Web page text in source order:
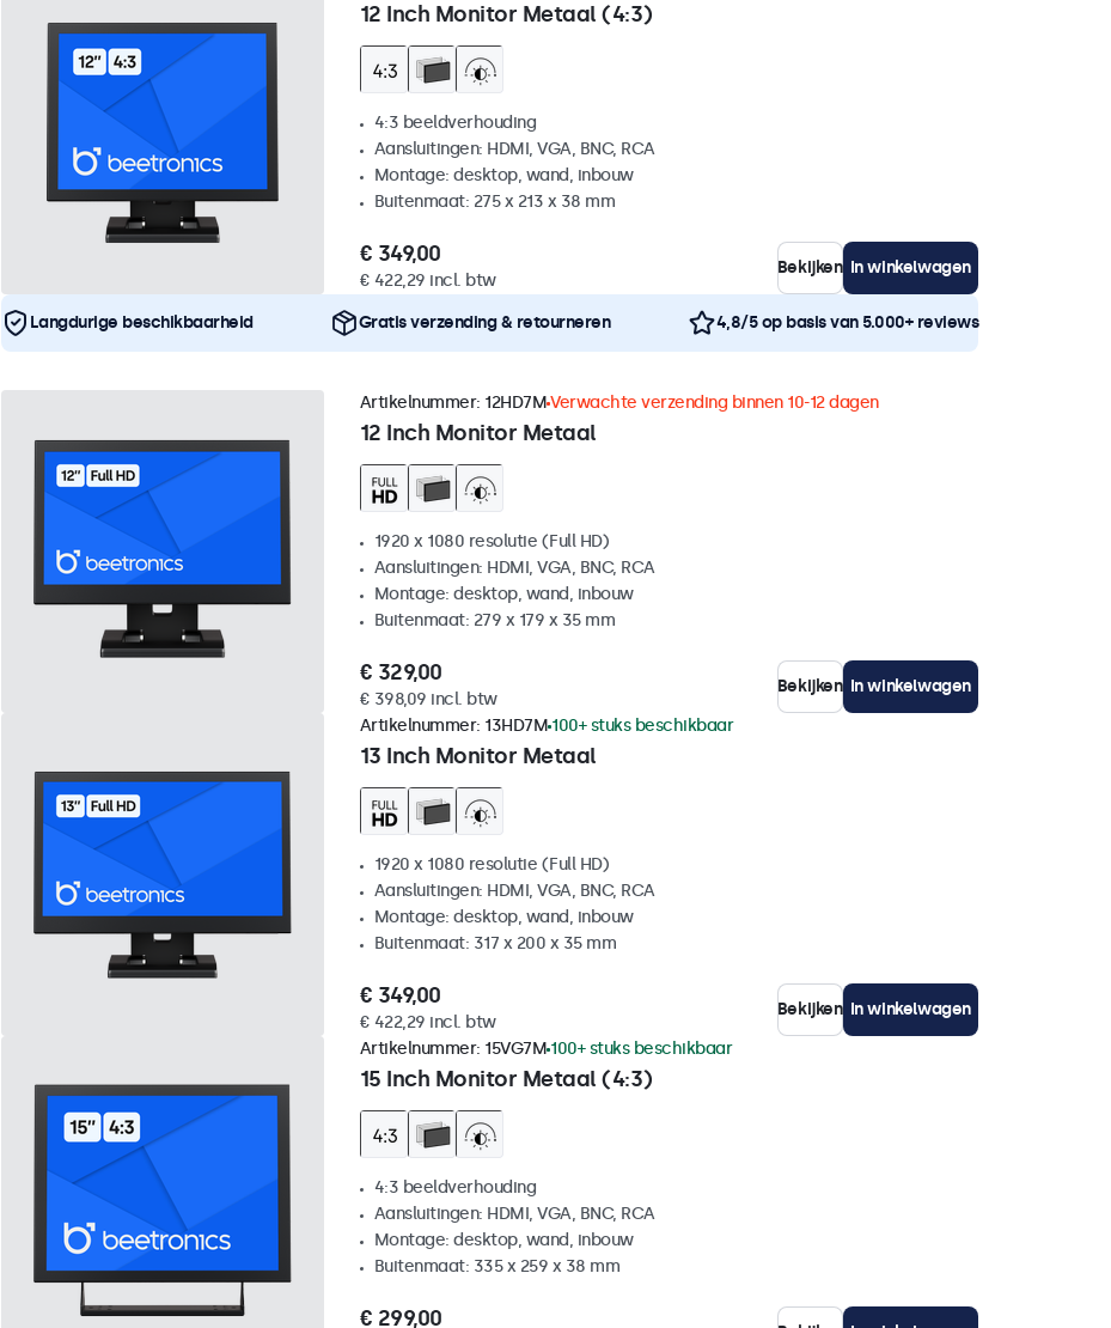
12 Inch Monitor Metaal (4:3)
4:3 beeldverhouding
Aansluitingen: HDMI, VGA, BNC, RCA
Montage: desktop, wand, inbouw
Buitenmaat: 275 x 213 x 38 mm
€ 349,00
€ 422,29 incl. btw
Bekijken In winkelwagen
Langdurige beschikbaarheid Gratis verzending & retourneren 4,8/5 op basis van 5.000+ reviews
12 Inch Monitor Metaal
Artikelnummer: 12HD7MVerwachte verzending binnen 10-12 dagen
1920 x 1080 resolutie (Full HD)
Aansluitingen: HDMI, VGA, BNC, RCA
Montage: desktop, wand, inbouw
Buitenmaat: 279 x 179 x 35 mm
€ 329,00
€ 398,09 incl. btw
Bekijken In winkelwagen
13 Inch Monitor Metaal
Artikelnummer: 13HD7M 100+ stuks beschikbaar
1920 x 1080 resolutie (Full HD)
Aansluitingen: HDMI, VGA, BNC, RCA
Montage: desktop, wand, inbouw
Buitenmaat: 317 x 200 x 35 mm
€ 349,00
€ 422,29 incl. btw
Bekijken In winkelwagen
15 Inch Monitor Metaal (4:3)
Artikelnummer: 15VG7M 100+ stuks beschikbaar
4:3 beeldverhouding
Aansluitingen: HDMI, VGA, BNC, RCA
Montage: desktop, wand, inbouw
Buitenmaat: 335 x 259 x 38 mm
€ 299,00